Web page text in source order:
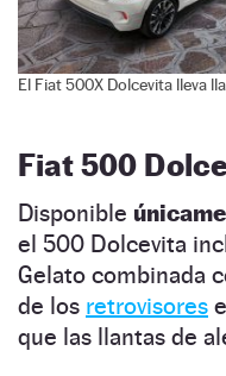
El Fiat 500X Dolcevita lleva
Fiat 500
Disponible
el 500 Dolcevita
Gelato combinada
de los retrovisores
que las llantas de